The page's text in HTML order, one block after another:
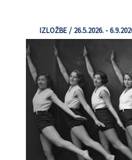
IZLOŽBE / 26.5.2026. -